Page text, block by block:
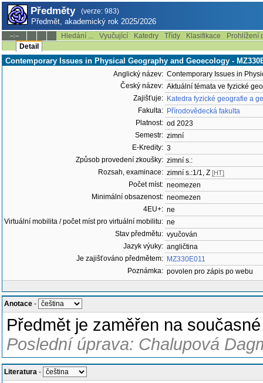
Předměty (verze: 983)
Předmět, akademický rok 2025/2026
--:-- Hledání ... Vyučující Katedry Třídy Klasifikace
Prohlížení
Detail
Contemporary Issues in Physical Geography and Geoecology -
Anglický název: Contemporary Issues in
Český název: Aktuální témata ve fyzické
Zajišťuje: Katedra fyzické geografie a
Fakulta: Přírodovědecká fakulta
Platnost: od 2023
Semestr: zimní
E-Kredity: 3
Způsob provedení zkoušky: zimní s.:
Rozsah, examinace: zimní s.:1/1, Z [HT]
Počet míst: neomezen
Minimální obsazenost: neomezen
4EU+: ne
Virtuální mobilita / počet míst pro virtuální mobilitu: ne
Stav předmětu: vyučován
Jazyk výuky: angličtina
Je zajišťováno předmětem: MZ330E011
Poznámka: povolen pro zápis po webu
Anotace -
Předmět je zaměřen na
Poslední úprava: Chalupová
Literatura -